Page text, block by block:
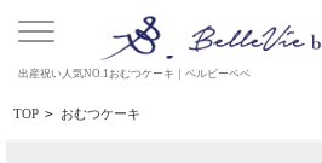
出産祝い人気NO.1おむつケーキ｜ベルビーベベ
TOP > おむつケーキ